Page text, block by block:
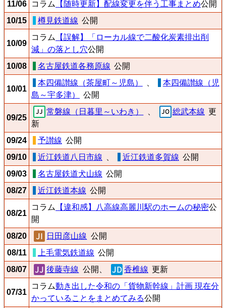
11/06
コラム 【随時更新】配線変更を伴う工事まとめ公開
10/15
樽見鉄道線 公開
10/09
コラム
【誤解】「ローカル線で二酸化炭素排出削
減」の落とし穴公開
10/08
名古屋鉄道各務原線 公開
10/01
本四備讃線（茶屋町～児島）
本四備讃線（児
島～宇多津）
公開
09/25
常磐線（日暮里～いわき） 総武本線 更
新
09/24
予讃線 公開
09/10
近江鉄道八日市線 近江鉄道多賀線 公開
09/03
名古屋鉄道犬山線 公開
08/27
近江鉄道本線 公開
08/21
コラム 【違和感】八高線高麗川駅のホームの秘密公
開
08/20
日田彦山線 公開
08/11
上毛電気鉄道線 公開
08/07
後藤寺線 公開、 香椎線 更新
07/31
コラム動き出した令和の「貨物新幹線」計画 現在分
かっていることをまとめてみる公開